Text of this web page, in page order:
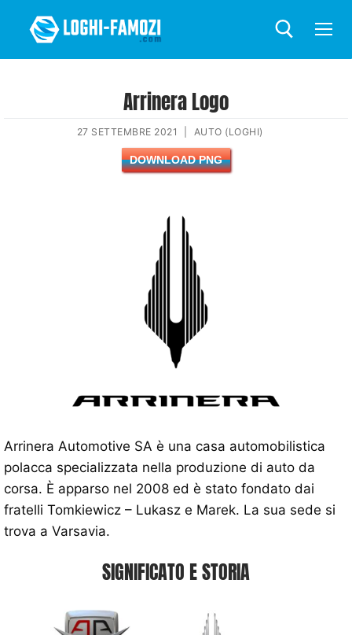
Arrinera Logo
27 SETTEMBRE 2021 AUTO (LOGHI)
DOWNLOAD PNG
Arrinera Automotive SA è una casa automobilistica
polacca specializzata nella produzione di auto da
corsa. È apparso nel 2008 ed è stato fondato dai
fratelli Tomkiewicz – Lukasz e Marek. La sua sede si
trova a Varsavia.
SIGNIFICATO E STORIA